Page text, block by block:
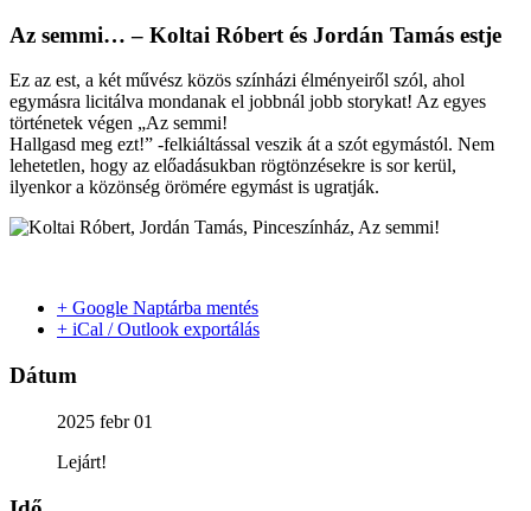
Az semmi… – Koltai Róbert és Jordán Tamás estje
Ez az est, a két művész közös színházi élményeiről szól, ahol
egymásra licitálva mondanak el jobbnál jobb storykat! Az egyes
történetek végen „Az semmi!
Hallgasd meg ezt!” -felkiáltással veszik át a szót egymástól. Nem
lehetetlen, hogy az előadásukban rögtönzésekre is sor kerül,
ilyenkor a közönség örömére egymást is ugratják.
+ Google Naptárba mentés
+ iCal / Outlook exportálás
Dátum
2025 febr 01
Lejárt!